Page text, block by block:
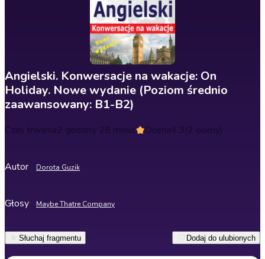
Angielski. Konwersacje na wakacje: On
Holiday. Nowe wydanie (Poziom średnio
zaawansowany: B1-B2)
Czas trwania2 godziny 28 minut Ocena4.3(2 oceny)
Autor Dorota Guzik
Głosy Maybe Thatre Company
Słuchaj fragmentu Dodaj do ulubionych